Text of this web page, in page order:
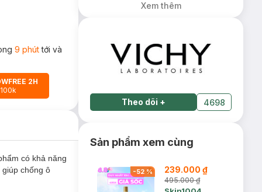
9 phúttới và
2H
có khả năng
giúp chống ô
Xem thêm
Theo dõi + 4698
Sản phẩm xem cùng
-52% 239.000 ₫
495.000 ₫